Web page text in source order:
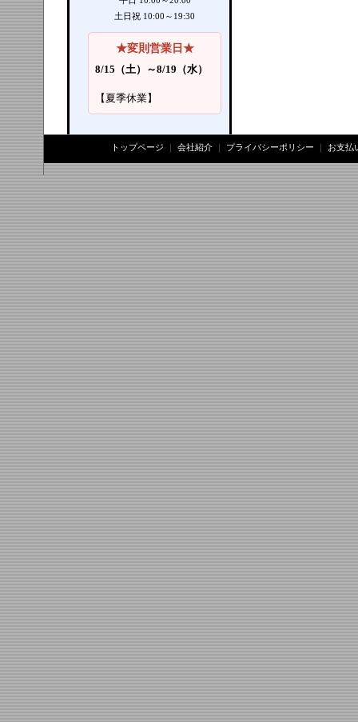
土日祝 10:00～19:30
★変則営業日★
8/15（土）～8/19（水）
【夏季休業】
トップページ 会社紹介 プライバシーポリシー お支払